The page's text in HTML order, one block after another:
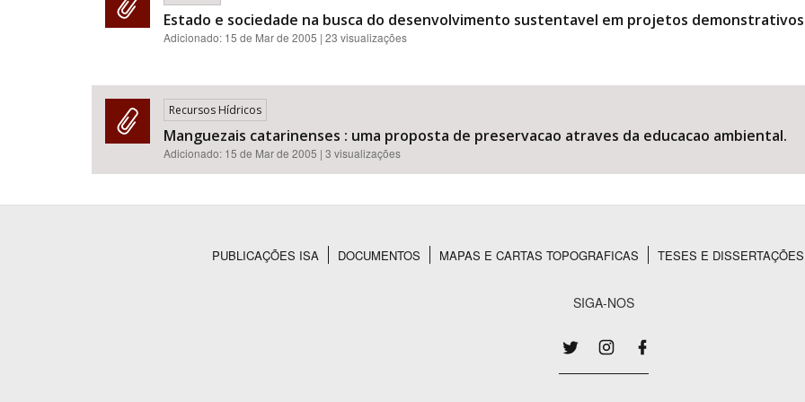
Estado e sociedade na busca do desenvolvimento sustentavel em projetos
Adicionado: 15 de Mar de 2005 | 23 visualizações
Recursos Hídricos
Manguezais catarinenses : uma proposta de preservacao atraves da educacao ambiental.
Adicionado: 15 de Mar de 2005 | 3 visualizações
PUBLICAÇÕES ISA DOCUMENTOS MAPAS E CARTAS TOPOGRAFICAS TESES E DISSERTAÇÕES
SIGA-NOS